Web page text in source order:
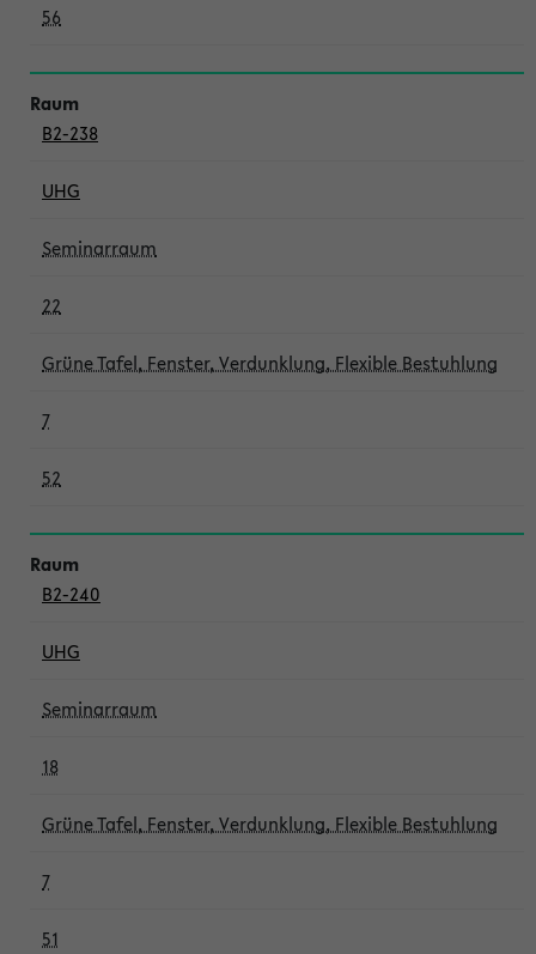
56
B2-238
UHG
Seminarraum
22
Grüne Tafel, Fenster, Verdunklung, Flexible Bestuhlung
7
52
B2-240
UHG
Seminarraum
18
Grüne Tafel, Fenster, Verdunklung, Flexible Bestuhlung
7
51